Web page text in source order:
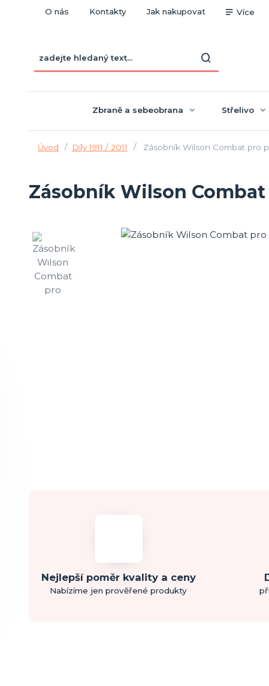
O nás Kontakty Jak nakupovat Více
Zbraně a sebeobrana Střelivo
Úvod Díly 1911 / 2011 Zásobník Wilson Combat pro
Zásobník Wilson Combat
Nejlepší poměr kvality a ceny
Nabízíme jen prověřené produkty